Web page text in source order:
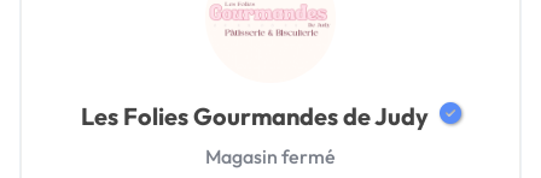
Les Folies Gourmandes de Judy
Magasin fermé